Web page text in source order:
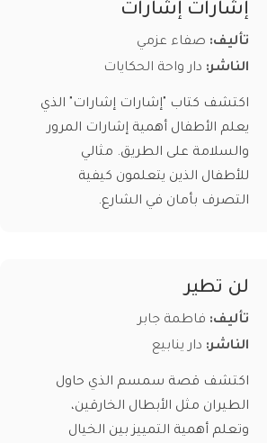
إشارات إشارات
تأليف: صفاء عزمي
الناشر: دار واحة الحكايات
اكتشف كتاب "إشارات إشارات" الذي
يعلم الأطفال أهمية إشارات المرور
والسلامة على الطريق. مثالي
للأطفال الذين يتعلمون كيفية
التصرف بأمان في الشارع.
لن تطير
تأليف: فاطمة جابر
الناشر: دار ينابيع
اكتشف قصة سمسم الذي حاول
الطيران مثل الأبطال الخارقين،
وتعلم أهمية التمييز بين الخيال